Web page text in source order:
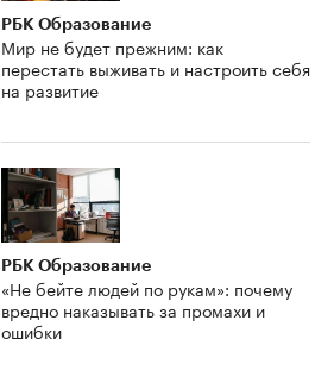
РБК Образование
Мир не будет прежним: как
перестать выживать и настроить себя
на развитие
РБК Образование
«Не бейте людей по рукам»: почему
вредно наказывать за промахи и
ошибки